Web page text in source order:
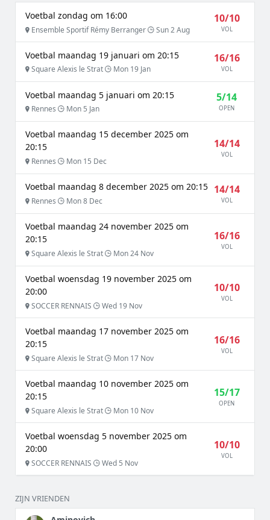
Voetbal zondag om 16:00
Ensemble Sportif Rémy Berranger Sun 2 Aug
10/10
VOL
Voetbal maandag 19 januari om 20:15
Square Alexis le Strat Mon 19 Jan
16/16
VOL
Voetbal maandag 5 januari om 20:15
Rennes Mon 5 Jan
5/14
OPEN
Voetbal maandag 15 december 2025 om
20:15
Rennes Mon 15 Dec
14/14
VOL
Voetbal maandag 8 december 2025 om 20:15
Rennes Mon 8 Dec
14/14
VOL
Voetbal maandag 24 november 2025 om
20:15
Square Alexis le Strat Mon 24 Nov
16/16
VOL
Voetbal woensdag 19 november 2025 om
20:00
SOCCER RENNAIS Wed 19 Nov
10/10
VOL
Voetbal maandag 17 november 2025 om
20:15
Square Alexis le Strat Mon 17 Nov
16/16
VOL
Voetbal maandag 10 november 2025 om
20:15
Square Alexis le Strat Mon 10 Nov
15/17
OPEN
Voetbal woensdag 5 november 2025 om
20:00
SOCCER RENNAIS Wed 5 Nov
10/10
VOL
ZIJN VRIENDEN